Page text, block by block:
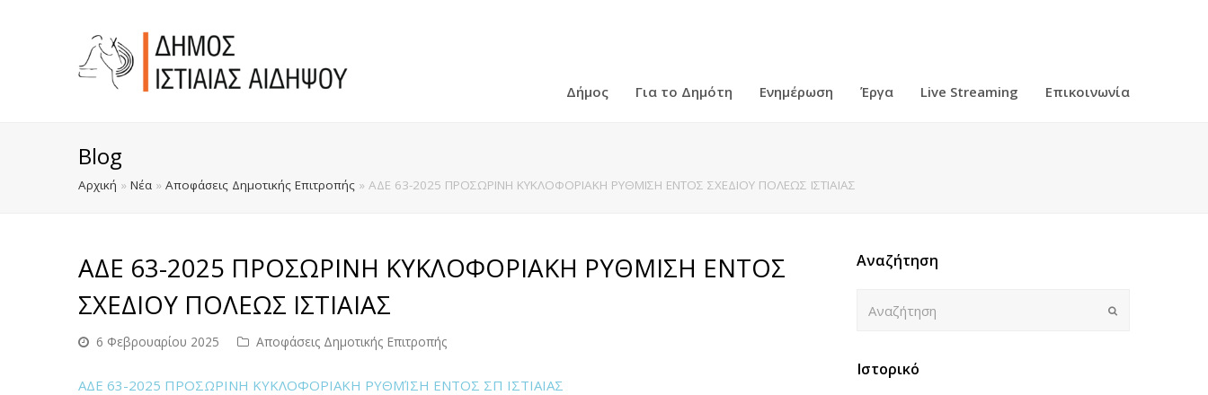
Δήμος Για το Δημότη Ενημέρωση Έργα Live Streaming Επικοινωνία
Blog
Αρχική » Νέα » Αποφάσεις Δημοτικής Επιτροπής » ΑΔΕ 63-2025 ΠΡΟΣΩΡΙΝΗ ΚΥΚΛΟΦΟΡΙΑΚΗ ΡΥΘΜΙΣΗ ΕΝΤΟΣ ΣΧΕΔΙΟΥ ΠΟΛΕΩΣ ΙΣΤΙΑΙΑΣ
ΑΔΕ 63-2025 ΠΡΟΣΩΡΙΝΗ ΚΥΚΛΟΦΟΡΙΑΚΗ ΡΥΘΜΙΣΗ ΕΝΤΟΣ
ΣΧΕΔΙΟΥ ΠΟΛΕΩΣ ΙΣΤΙΑΙΑΣ
6 Φεβρουαρίου 2025 Αποφάσεις Δημοτικής Επιτροπής
ΑΔΕ 63-2025 ΠΡΟΣΩΡΙΝΗ ΚΥΚΛΟΦΟΡΙΑΚΗ ΡΥΘΜΊΣΗ ΕΝΤΟΣ ΣΠ ΙΣΤΙΑΙΑΣ
Αναζήτηση
Ιστορικό